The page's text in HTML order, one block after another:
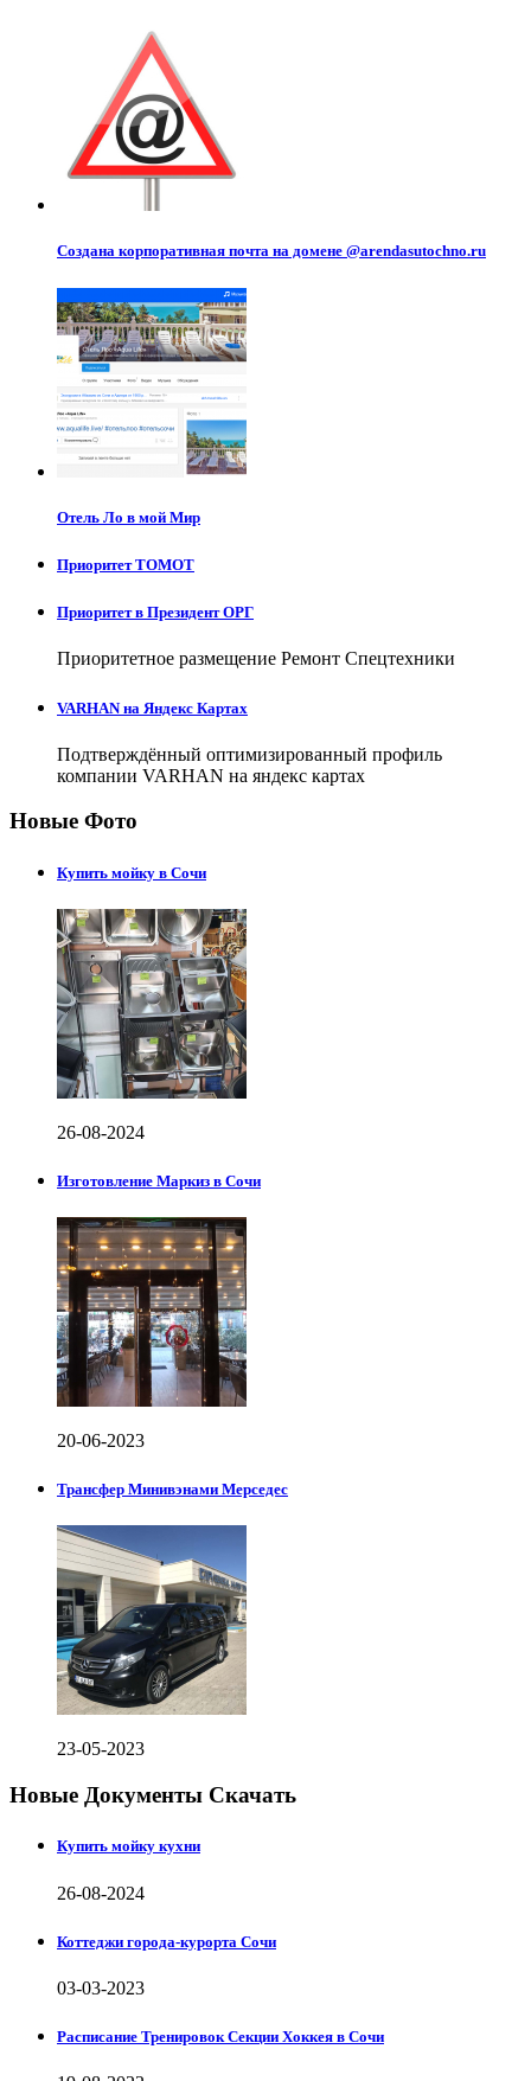
Создана корпоративная почта на домене @arendasutochno.ru
Отель Ло в мой Мир
Приоритет ТОМОТ
Приоритет в Президент ОРГ
Приоритетное размещение Ремонт Спецтехники
VARHAN на Яндекс Картах
Подтверждённый оптимизированный профиль
компании VARHAN на яндекс картах
Новые Фото
Купить мойку в Сочи
26-08-2024
Изготовление Маркиз в Сочи
20-06-2023
Трансфер Минивэнами Мерседес
23-05-2023
Новые Документы Скачать
Купить мойку кухни
26-08-2024
Коттеджи города-курорта Сочи
03-03-2023
Расписание Тренировок Секции Хоккея в Сочи